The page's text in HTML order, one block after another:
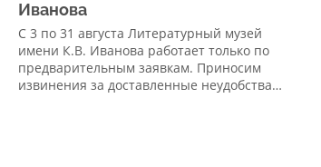
Иванова
С 3 по 31 августа Литературный музей
имени К.В. Иванова работает только по
предварительным заявкам. Приносим
извинения за доставленные неудобства…